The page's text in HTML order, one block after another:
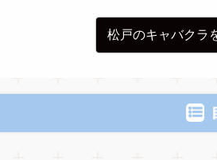
松戸のキャバクラ